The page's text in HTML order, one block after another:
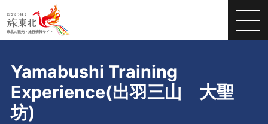
Yamabushi Training
Experience(出羽三山 大聖
坊)